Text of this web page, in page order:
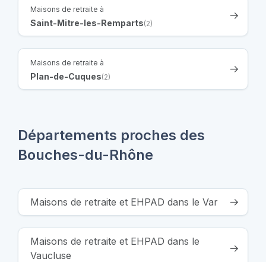
Maisons de retraite à
Saint-Mitre-les-Remparts(2)
Maisons de retraite à
Plan-de-Cuques(2)
Départements proches des
Bouches-du-Rhône
Maisons de retraite et EHPAD dans le Var
Maisons de retraite et EHPAD dans le
Vaucluse